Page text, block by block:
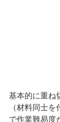
基本的に重ね
（材料同士
で作業難易度